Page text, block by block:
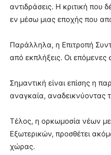
αντιδράσεις. Η κριτική που
εν μέσω μιας εποχής που
Παράλληλα, η Επιτροπή
από εκπλήξεις. Οι επόμενες
Σημαντική είναι επίσης η
αναγκαία, αναδεικνύοντας
Τέλος, η ορκωμοσία νέων
Εξωτερικών, προσθέτει
χώρας.